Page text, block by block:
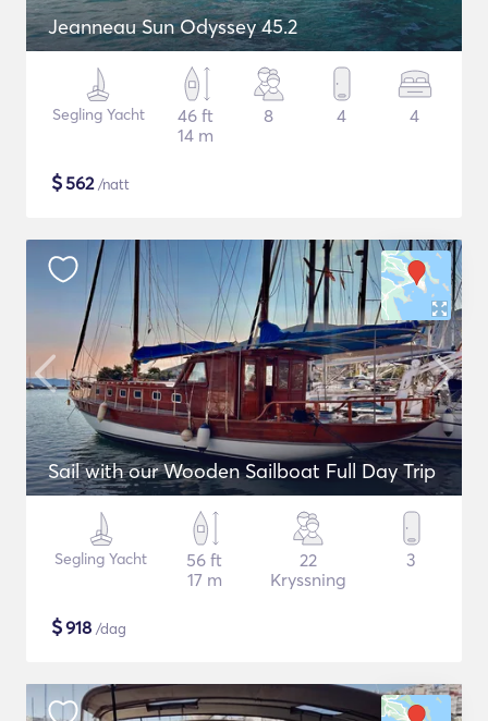
Jeanneau Sun Odyssey 45.2
Segling Yacht
46 ft
14 m
8 4 4
$562/natt
Sail with our Wooden Sailboat Full Day Trip
Segling Yacht
56 ft
17 m
22
Kryssning
3
$918 /dag